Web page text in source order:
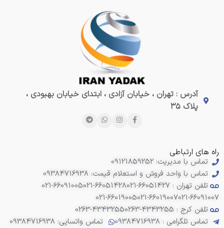
آدرس : تهران ، خیابان آزادی ، ابتدای خیابان بهبودی ،
پلاک ۳۵
راه های ارتباطی
تماس با مدیریت: 09121859252
تماس با واحد فروش و استعلام قیمت: 09384716938
تلفن تهران : 66051427-021
021-66051428
021-66091005
021-66091007
021-66019007
021-66019005
تلفن کرج : 4343255-0263
0263-4343255
تماس تلگرامی : 09384716938
تماس واتساپی: 09384716938